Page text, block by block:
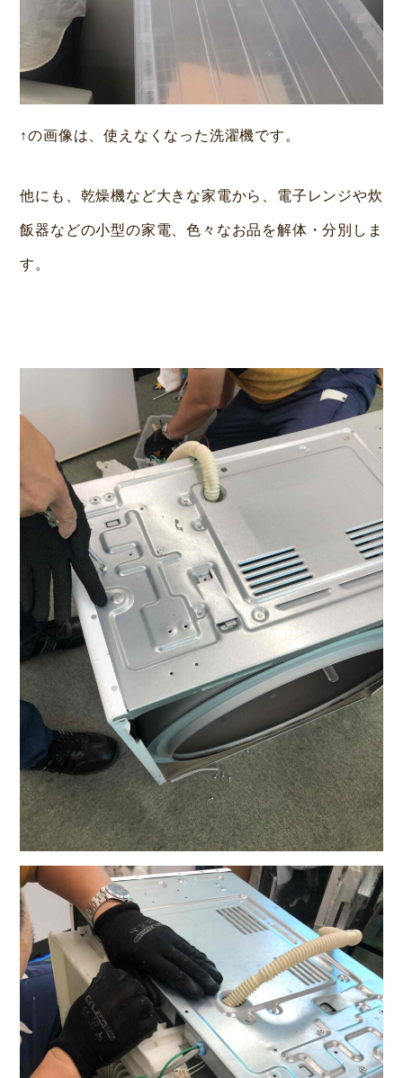
↑の画像は、使えなくなった洗濯機です。
他にも、乾燥機など大きな家電から、電子レンジや炊
飯器などの小型の家電、色々なお品を解体・分別しま
す。